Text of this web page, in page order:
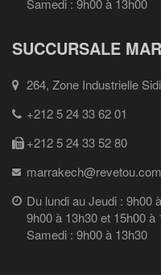
Samedi : 9h00 à 13h00
SUCCURSALE
264, Zone Industrielle
+212 5 24 33 62 01
+212 5 24 33 52 80
marrakech@revetou.com
Du lundi au Jeudi : 9h00
9h00 à 13h30 et 15h00 à
Samedi : 9h00 à 13h30